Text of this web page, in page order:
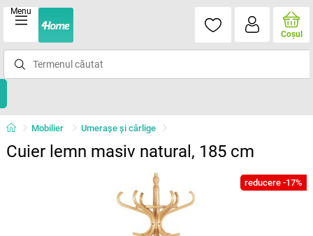
Menu
Coşul
Mobilier Umeraşe şi cârlige
Cuier lemn masiv natural, 185 cm
reducere -17%